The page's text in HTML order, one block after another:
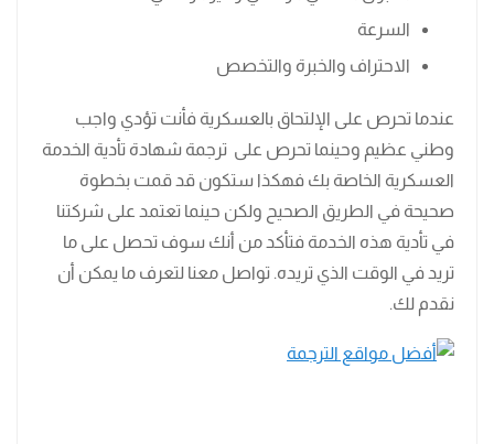
السرعة
الاحتراف والخبرة والتخصص
عندما تحرص على الإلتحاق بالعسكرية فأنت تؤدي واجب
وطني عظيم وحينما تحرص على ترجمة شهادة تأدية الخدمة
العسكرية الخاصة بك فهكذا ستكون قد قمت بخطوة
صحيحة في الطريق الصحيح ولكن حينما تعتمد على شركتنا
في تأدية هذه الخدمة فتأكد من أنك سوف تحصل على ما
تريد في الوقت الذي تريده. تواصل معنا لتعرف ما يمكن أن
نقدم لك.